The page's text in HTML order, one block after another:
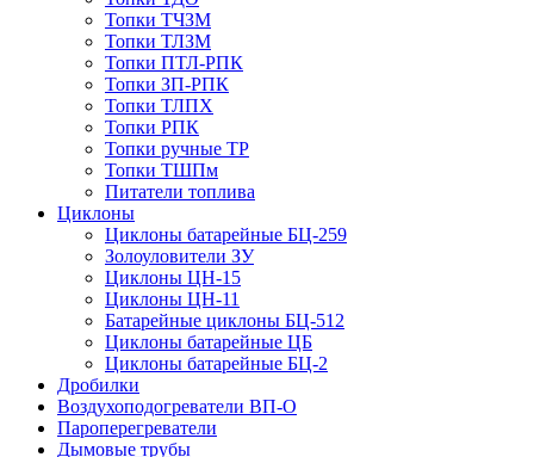
Топки ТЧЗМ
Топки ТЛЗМ
Топки ПТЛ-РПК
Топки ЗП-РПК
Топки ТЛПХ
Топки РПК
Топки ручные ТР
Топки ТШПм
Питатели топлива
Циклоны
Циклоны батарейные БЦ-259
Золоуловители ЗУ
Циклоны ЦН-15
Циклоны ЦН-11
Батарейные циклоны БЦ-512
Циклоны батарейные ЦБ
Циклоны батарейные БЦ-2
Дробилки
Воздухоподогреватели ВП-О
Пароперегреватели
Дымовые трубы